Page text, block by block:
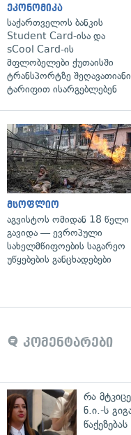
ეკონომიკა
საქართველოს ბანკის
Student Card-ისა და
sCool Card-ის
მფლობელები ქუთაისში
ტრანსპორტზე შეღავათიანი
ტარიფით ისარგებლებენ
მსოფლიო
აგვისტოს ომიდან 18 წელი
გავიდა — ევროპული
სახელმწიფოების საგარეო
უწყებების განცხადებები
კომენტარები
რა
ნ.ი.-ს